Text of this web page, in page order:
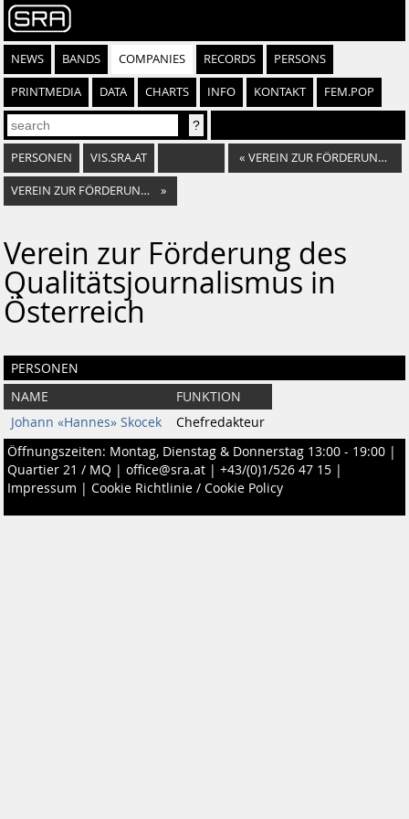
NEWS BANDS COMPANIES RECORDS PERSONS
PRINTMEDIA DATA CHARTS INFO KONTAKT FEM.POP
PERSONEN VIS.SRA.AT « VEREIN ZUR FÖRDERUNG DER KULTURELLEN ZUSAMMENARBEIT ZWISCHEN DEN BUNDESLÄNDERN NIEDERÖSTERREICH UND WIEN
VEREIN ZUR FÖRDERUNG MEDIALER VIELFALT UND QUALITÄT »
Verein zur Förderung des
Qualitätsjournalismus in
Österreich
PERSONEN
NAME
FUNKTION
Johann «Hannes» Skocek
Chefredakteur
Öffnungszeiten: Montag, Dienstag & Donnerstag 13:00 - 19:00 |
Quartier 21 / MQ | office@sra.at | +43/(0)1/526 47 15 |
Impressum | Cookie Richtlinie / Cookie Policy